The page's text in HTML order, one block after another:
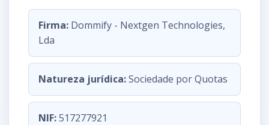
Firma: Dommify - Nextgen Technologies,
Lda
Natureza jurídica:Sociedade por Quotas
NIF:517277921